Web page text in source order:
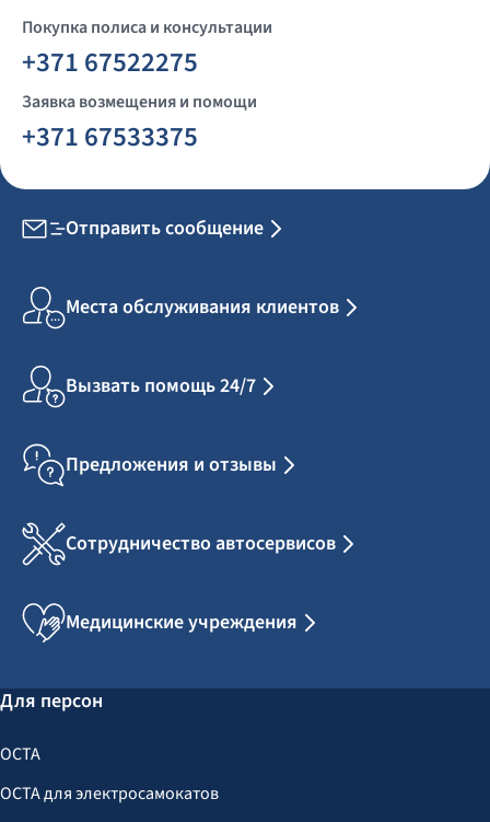
Покупка полиса и консультации
+371 67522275
Заявка возмещения и помощи
+371 67533375
Отправить сообщение
Места обслуживания клиентов
Вызвать помощь 24/7
Предложения и отзывы
Сотрудничество автосервисов
Медицинские учреждения
Для персон
OCTA
OCTA для электросамокатов